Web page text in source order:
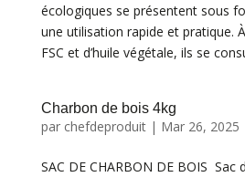
écologiques se présentent sous
une utilisation rapide et pratique.
FSC et d’huile végétale, ils se
Charbon de bois 4kg
par chefdeproduit| Mar 26, 2025
SAC DE CHARBON DE BOIS Sac